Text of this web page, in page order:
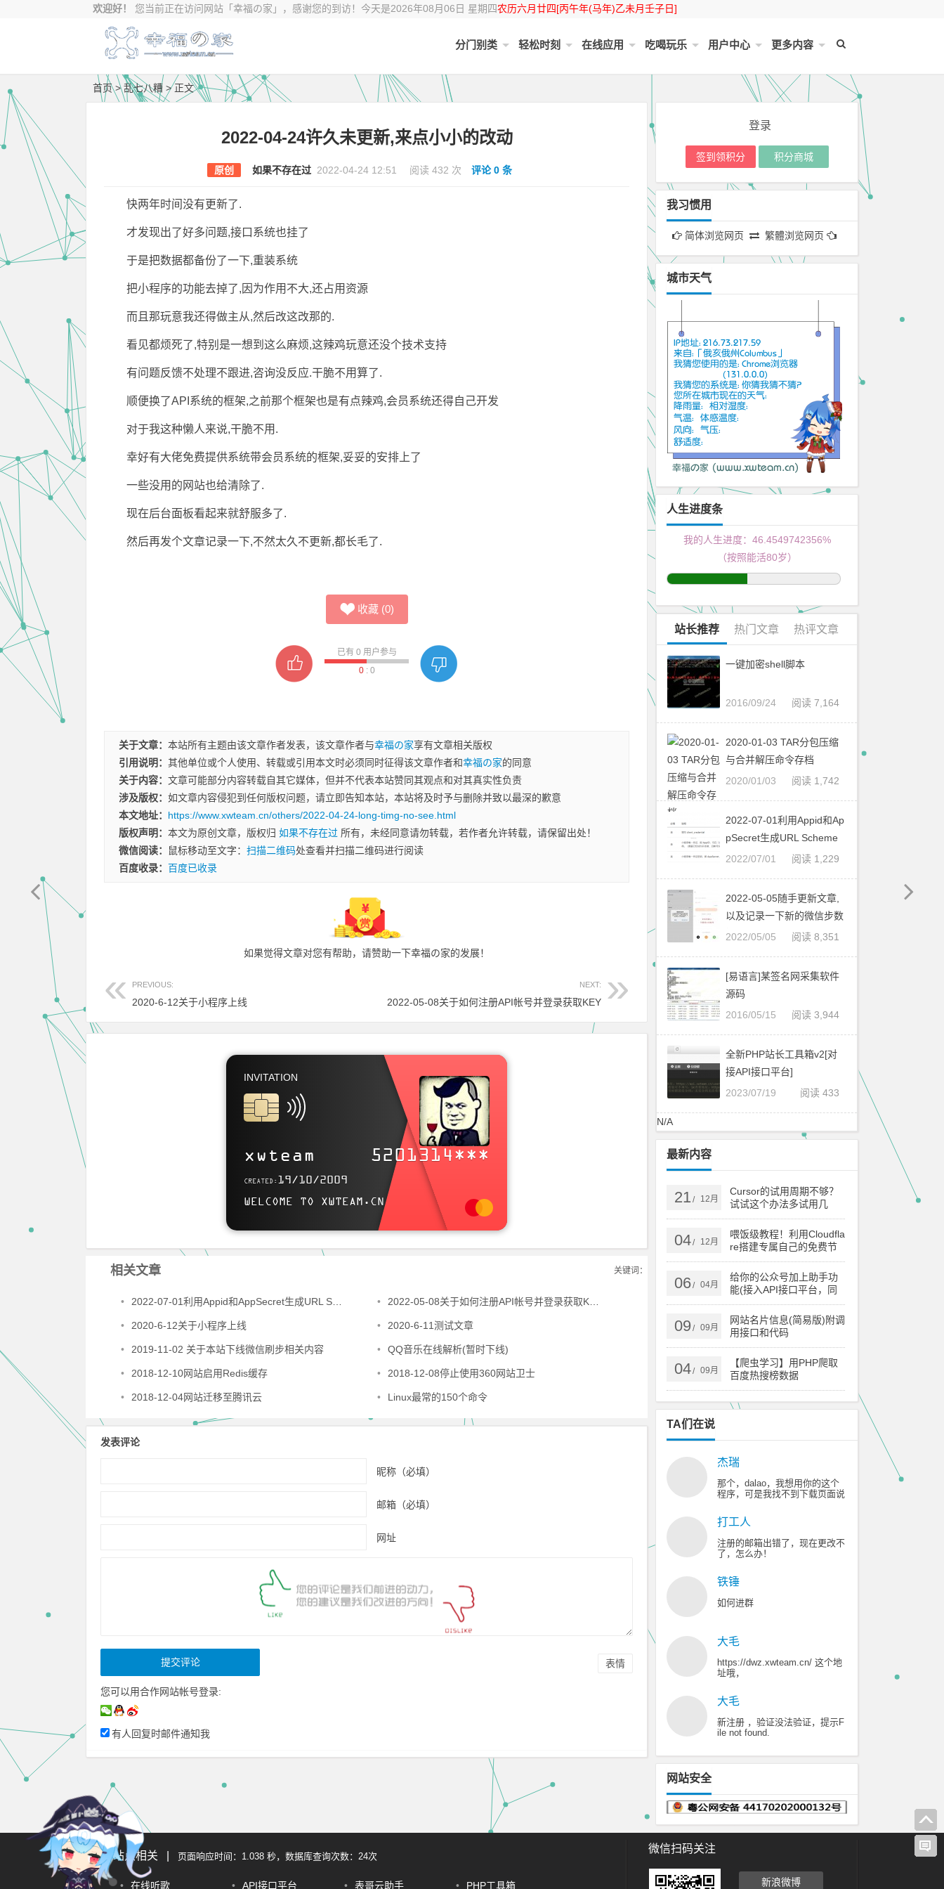
欢迎好！ 您当前正在访问网站 「幸福の家」，感谢您的到访！今天是2026年08月06日 星期四农历六月廿四[丙午年(马年)乙未月壬子日]
分门别类 轻松时刻 在线应用 吃喝玩乐 用户中心 更多内容
首页>乱七八糟 > 正文
2022-04-24许久未更新,来点小小的改动
原创 如果不存在过 2022-04-24 12:51 阅读 432 次 评论 0 条
快两年时间没有更新了.
才发现出了好多问题,接口系统也挂了
于是把数据都备份了一下,重装系统
把小程序的功能去掉了,因为作用不大,还占用资源
而且那玩意我还得做主从,然后改这改那的.
看见都烦死了,特别是一想到这么麻烦,这辣鸡玩意还没个技术支持
有问题反馈不处理不跟进,咨询没反应.干脆不用算了.
顺便换了API系统的框架,之前那个框架也是有点辣鸡,会员系统还得自己开发
对于我这种懒人来说,干脆不用.
幸好有大佬免费提供系统带会员系统的框架,妥妥的安排上了
一些没用的网站也给清除了.
现在后台面板看起来就舒服多了.
然后再发个文章记录一下,不然太久不更新,都长毛了.
收藏(0)
已有 0 用户参与
0: 0
关于文章： 本站所有主题由该文章作者发表，该文章作者与幸福の家享有文章相关版权
引用说明： 其他单位或个人使用、转载或引用本文时必须同时征得该文章作者和幸福の家的同意
关于内容： 文章可能部分内容转载自其它媒体，但并不代表本站赞同其观点和对其真实性负责
涉及版权： 如文章内容侵犯到任何版权问题，请立即告知本站，本站将及时予与删除并致以最深的歉意
本文地址： https://www.xwteam.cn/others/2022-04-24-long-timg-no-see.html
版权声明： 本文为原创文章，版权归 如果不存在过 所有，未经同意请勿转载，若作者允许转载，请保留出处！
微信阅读：
鼠标移动至文字： 扫描二维码处查看并扫描二维码进行阅读
百度收录： 百度已收录
如果觉得文章对您有帮助，请赞助一下幸福の家的发展！
PREVIOUS:
2020-6-12关于小程序上线
NEXT:
2022-05-08关于如何注册API帐号并登录获取KEY
INVITATION
xwteam 5201314***
CREATED: 19/10/2009
WELCOME TO XWTEAM.CN
Use this card to join MyBlog and participate in a pleasant discussion together
Welcome to XwTeam ' s Blog , wish you a nice day .
相关文章 关键词：
• 2022-07-01利用Appid和AppSecret生成URL Scheme并跳转 • 2022-05-08关于如何注册API帐号并登录获取KEY
• 2020-6-12关于小程序上线 • 2020-6-11测试文章
• 2019-11-02 关于本站下线微信刷步相关内容 • QQ音乐在线解析(暂时下线)
• 2018-12-10网站启用Redis缓存 • 2018-12-08停止使用360网站卫士
• 2018-12-04网站迁移至腾讯云 • Linux最常的150个命令
发表评论
昵称（必填）
邮箱（必填）
网址
表情
您可以用合作网站帐号登录:
有人回复时邮件通知我
登录
签到领积分 积分商城
我习惯用
简体浏览网页 繁體浏览网页
城市天气
人生进度条
我的人生进度： 46.4549742703%
（按照能活80岁）
站长推荐 热门文章 热评文章
一键加密shell脚本
阅读 7,164
2016/09/24
2020-01-03 TAR分包压缩
与合并解压命令存档
阅读 1,742
2020/01/03
2022-07-01利用Appid和Ap
pSecret生成URL Scheme
并跳转
阅读 1,229
2022/07/01
2022-05-05随手更新文章,
以及记录一下新的微信步数
接口
阅读 8,351
2022/05/05
[易语言]某签名网采集软件
源码
阅读 3,944
2016/05/15
全新PHP站长工具箱v2[对
接API接口平台]
阅读 433
2023/07/19
N/A
最新内容
21 / 12月
Cursor的试用周期不够？
试试这个办法多试用几
次！
04/ 12月
喂饭级教程！利用Cloudfla
re搭建专属自己的免费节
点
06/ 04月
给你的公众号加上助手功
能(接入API接口平台，同
时支持订阅号和服务号)
09/ 09月
网站名片信息(简易版)附调
用接口和代码
04/ 09月
【爬虫学习】用PHP爬取
百度热搜榜数据
TA们在说
杰瑞
那个，dalao，我想用你的这个
程序，可是我找不到下载页面说
打工人
注册的邮箱出错了，现在更改不
了，怎么办！
铁锤
如何进群
大毛
https://dwz.xwteam.cn/ 这个地
址哦，
大毛
新注册 ，验证没法验证，提示F
ile not found.
网站安全
站点相关 | 页面响应时间：1.038 秒，数据库查询次数：24次
• 在线听歌 • API接口平台 • 表哥云助手 • PHP工具箱
微信扫码关注
新浪微博